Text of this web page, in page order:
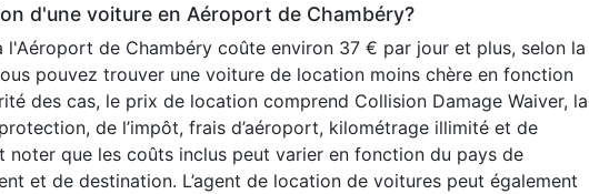
d'une voiture en Aéroport de Chambéry?
l'Aéroport de Chambéry coûte environ 37 € par jour et plus, selon la
pouvez trouver une voiture de location moins chère en fonction
des cas, le prix de location comprend Collision Damage Waiver, la
de l’impôt, frais d’aéroport, kilométrage illimité et de
noter que les coûts inclus peut varier en fonction du pays de
et de destination. L’agent de location de voitures peut également